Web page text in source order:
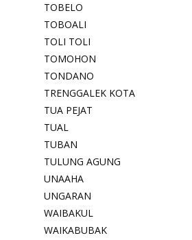
TOBELO
TOBOALI
TOLI TOLI
TOMOHON
TONDANO
TRENGGALEK KOTA
TUA PEJAT
TUAL
TUBAN
TULUNG AGUNG
UNAAHA
UNGARAN
WAIBAKUL
WAIKABUBAK